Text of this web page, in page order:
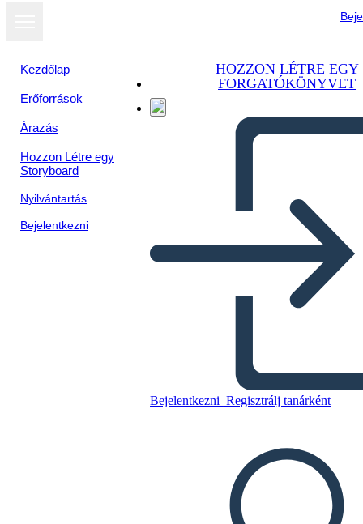
Kezdőlap
Erőforrások
Árazás
Hozzon Létre egy
Storyboard
Nyilvántartás
Bejelentkezni
HOZZON LÉTRE EGY
FORGATÓKÖNYVET
Bejelentkezni Regisztrálj tanárként
קוריאה: 1950-1953
Másolja ezt a forgatókönyvet
KÉSZÍTSEN EGY STORYBOARDOT
DIAVETÍTÉS LEJÁTSZÁSA